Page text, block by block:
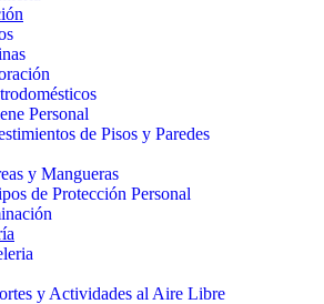
Personal
de Pisos y Paredes
y Mangueras
de Protección Personal
y Actividades al Aire Libre